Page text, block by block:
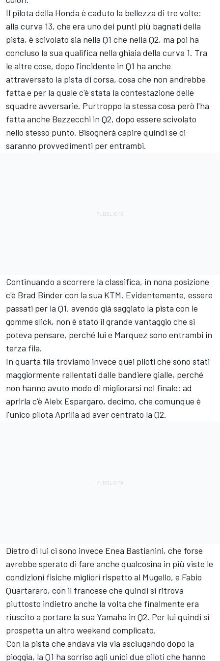
Il pilota della Honda è caduto la bellezza di tre volte:
alla curva 13, che era uno dei punti più bagnati della
pista, è scivolato sia nella Q1 che nella Q2, ma poi ha
concluso la sua qualifica nella ghiaia della curva 1. Tra
le altre cose, dopo l'incidente in Q1 ha anche
attraversato la pista di corsa, cosa che non andrebbe
fatta e per la quale c'è stata la contestazione delle
squadre avversarie. Purtroppo la stessa cosa però l'ha
fatta anche Bezzecchi in Q2, dopo essere scivolato
nello stesso punto. Bisognerà capire quindi se ci
saranno provvedimenti per entrambi.
Continuando a scorrere la classifica, in nona posizione
c'è Brad Bindercon la sua KTM. Evidentemente, essere
passati per la Q1, avendo già saggiato la pista con le
gomme slick, non è stato il grande vantaggio che si
poteva pensare, perché lui e Marquez sono entrambi in
terza fila.
In quarta fila troviamo invece quei piloti che sono stati
maggiormente rallentati dalle bandiere gialle, perché
non hanno avuto modo di migliorarsi nel finale: ad
aprirla c'è Aleix Espargaro, decimo, che comunque è
l'unico pilota Aprilia ad aver centrato la Q2.
Dietro di lui ci sono invece Enea Bastianini, che forse
avrebbe sperato di fare anche qualcosina in più viste le
condizioni fisiche migliori rispetto al Mugello, e Fabio
Quartararo, con il francese che quindi si ritrova
piuttosto indietro anche la volta che finalmente era
riuscito a portare la sua Yamaha in Q2. Per lui quindi si
prospetta un altro weekend complicato.
Con la pista che andava via via asciugando dopo la
pioggia, la Q1 ha sorriso agli unici due piloti che hanno